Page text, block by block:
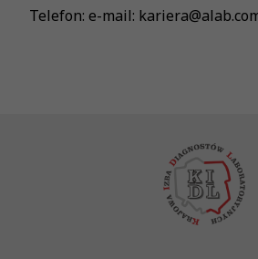
Telefon: e-mail: